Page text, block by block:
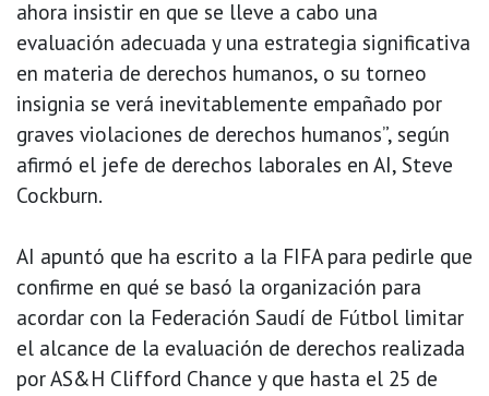
ahora insistir en que se lleve a cabo una
evaluación adecuada y una estrategia significativa
en materia de derechos humanos, o su torneo
insignia se verá inevitablemente empañado por
graves violaciones de derechos humanos”, según
afirmó el jefe de derechos laborales en AI, Steve
Cockburn.
AI apuntó que ha escrito a la FIFA para pedirle que
confirme en qué se basó la organización para
acordar con la Federación Saudí de Fútbol limitar
el alcance de la evaluación de derechos realizada
por AS&H Clifford Chance y que hasta el 25 de